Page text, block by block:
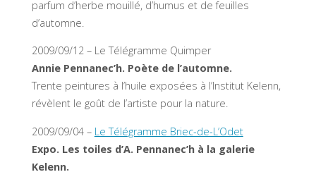
parfum d’herbe mouillé, d’humus et de feuilles
d’automne.
2009/09/12 – Le Télégramme Quimper
Annie Pennanec’h. Poète de l’automne.
Trente peintures à l’huile exposées à l’Institut Kelenn,
révèlent le goût de l’artiste pour la nature.
2009/09/04 – Le Télégramme Briec-de-L’Odet
Expo. Les toiles d’A. Pennanec’h à la galerie
Kelenn.